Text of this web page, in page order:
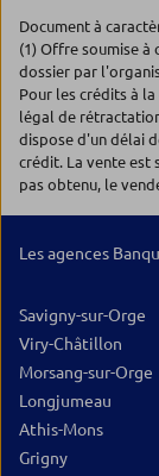
Document à
(1) Offre soumise
dossier par
Pour les crédits à
légal de
dispose d'un délai
crédit. La vente est
pas obtenu, le
Les agences
Savigny-sur-Orge
Viry-Châtillon
Morsang-sur-Orge
Longjumeau
Athis-Mons
Grigny